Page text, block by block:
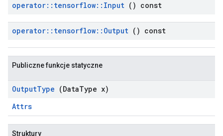
operator:: tensorflow:: Input () const
operator:: tensorflow:: Output () const
Publiczne funkcje statyczne
OutputType (DataType x)
Attrs
Struktury